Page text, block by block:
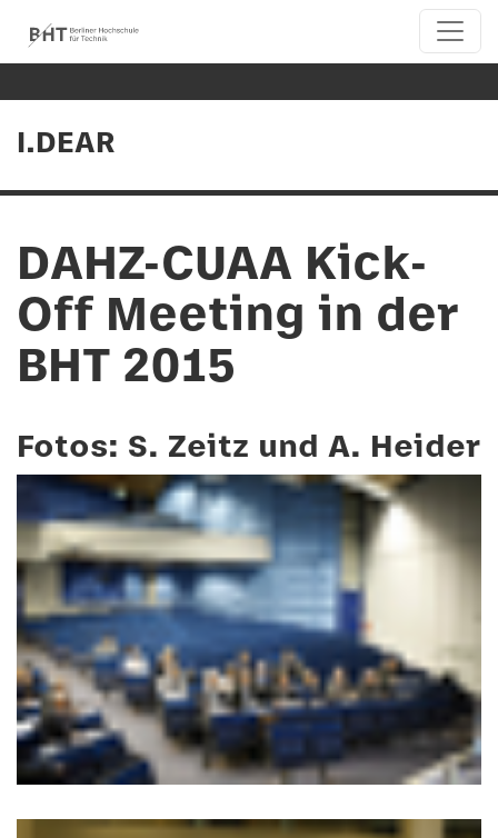
I.DEAR
DAHZ-CUAA Kick-
Off Meeting in der
BHT 2015
Fotos: S. Zeitz und A. Heider